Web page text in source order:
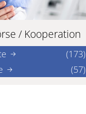
/ Kooperation
(173)
(57)